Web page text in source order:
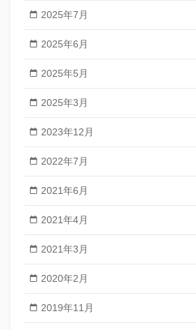
2025年7月
2025年6月
2025年5月
2025年3月
2023年12月
2022年7月
2021年6月
2021年4月
2021年3月
2020年2月
2019年11月